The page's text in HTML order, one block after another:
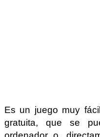
Es un juego muy
gratuita, que se